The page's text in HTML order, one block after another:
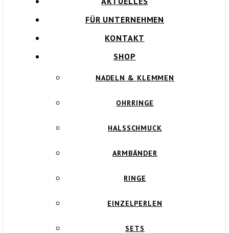
FÜR UNTERNEHMEN
KONTAKT
SHOP
NADELN & KLEMMEN
OHRRINGE
HALSSCHMUCK
ARMBÄNDER
RINGE
EINZELPERLEN
SETS